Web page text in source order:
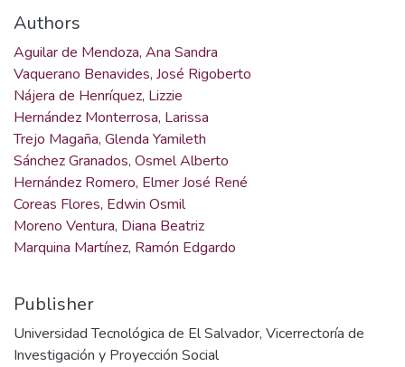
Authors
Aguilar de Mendoza, Ana Sandra
Vaquerano Benavides, José Rigoberto
Nájera de Henríquez, Lizzie
Hernández Monterrosa, Larissa
Trejo Magaña, Glenda Yamileth
Sánchez Granados, Osmel Alberto
Hernández Romero, Elmer José René
Coreas Flores, Edwin Osmil
Moreno Ventura, Diana Beatriz
Marquina Martínez, Ramón Edgardo
Publisher
Universidad Tecnológica de El Salvador, Vicerrectoría de
Investigación y Proyección Social